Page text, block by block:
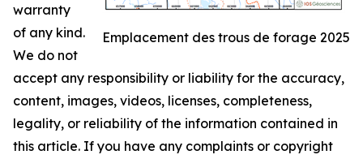
Emplacement des trous de forage 2025
warranty
of any kind.
We do not
accept any responsibility or liability for the accuracy,
content, images, videos, licenses, completeness,
legality, or reliability of the information contained in
this article. If you have any complaints or copyright